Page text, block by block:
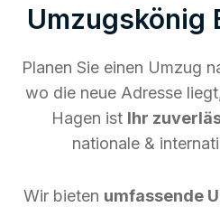
Umzugskönig
Planen Sie einen Umzug
wo die neue Adresse
Hagen ist Ihr
nationale &
Wir bieten umfassende